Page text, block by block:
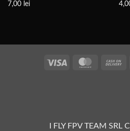
7,00 lei
Vize MasterCard
I FLY FPV TEAM SRL